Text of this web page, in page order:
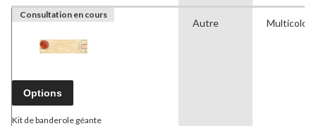
Consultation en cours
Options
Kit de banderole géante
Autre Multicolore